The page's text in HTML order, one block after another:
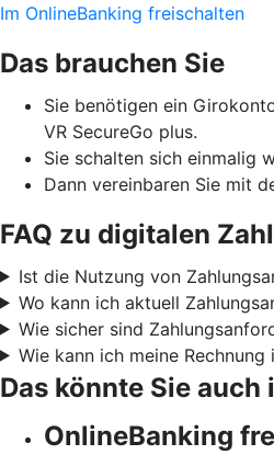
Im OnlineBanking freischalten
Das brauchen Sie
Sie benötigen ein
VR SecureGo plus.
Sie schalten sich einmalig
Dann vereinbaren Sie mit
FAQ zu digitalen
Ist die Nutzung von
Wo kann ich aktuell
Wie sicher sind
Wie kann ich meine
Das könnte Sie auch
OnlineBanking